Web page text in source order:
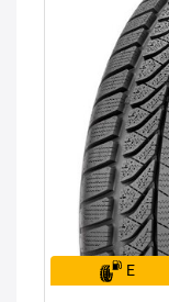
E